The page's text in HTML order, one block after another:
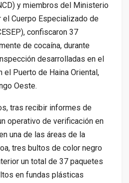
y miembros del Ministerio
el Cuerpo Especializado de
confiscaron 37
de cocaína, durante
desarrolladas en el
el Puerto de Haina Oriental,
Oeste.
tras recibir informes de
operativo de verificación en
una de las áreas de la
tres bultos de color negro
un total de 37 paquetes
en fundas plásticas